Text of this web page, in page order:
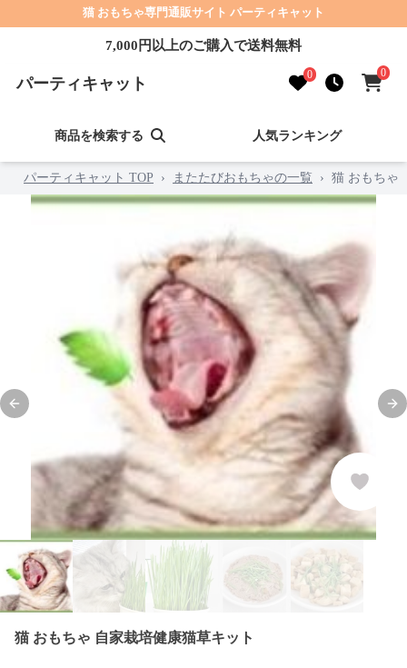
猫 おもちゃ専門通販サイト パーティキャット
7,000円以上のご購入で送料無料
パーティキャット 0 0
商品を検索する 人気ランキング
パーティキャット TOP › またたびおもちゃの一覧 › 猫 おもちゃ
Previous slide
猫 おもちゃ 自家栽培健康猫草キット